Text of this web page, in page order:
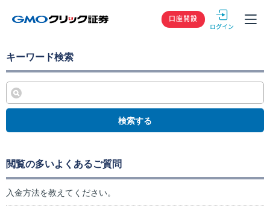
GMOクリック
口座開設
キーワード検索
検索する
閲覧の多いよくあるご質問
入金方法を教えてください。